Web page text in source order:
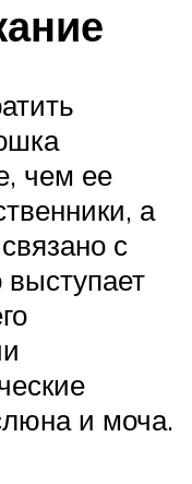
чем ее
а
с
и моча.